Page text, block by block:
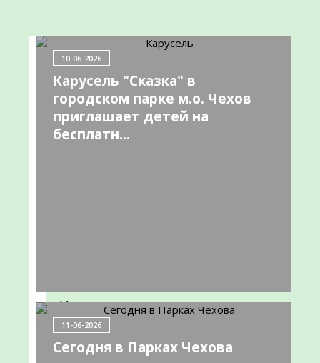
НОВОСТИ
Информируем
о
работе
Уважаемые
жители
городского
округа
10-06-2026
Карусель "Сказка" в
городском парке м.о. Чехов
приглашает детей на
бесплатн...
11-06-2026
Сегодня в Парках Чехова